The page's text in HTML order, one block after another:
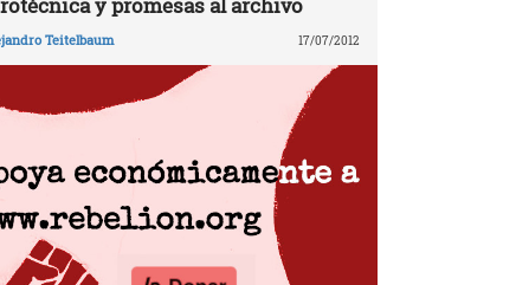
Teitelbaum 17/07/2012